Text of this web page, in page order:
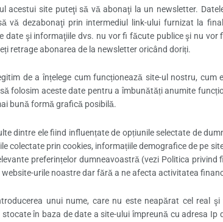
acestui site puteţi să vă abonaţi la un newsletter.
vă dezabonaţi prin intermediul link-ului furnizat la
şi informaţiile dvs. nu vor fi făcute publice şi nu vor
retrage abonarea de la newsletter oricând doriți.
de a înțelege cum funcționează site-ul nostru, cum
folosim aceste date pentru a îmbunătăți anumite
bună formă grafică posibilă.
dintre ele fiind influențate de opțiunile selectate de
colectate prin cookies, informațiile demografice de pe
preferințelor dumneavoastră (vezi Politica privind
urile noastre dar fără a ne afecta activitatea
unui nume, care nu este neapărat cel real
în baza de date a site-ului împreună cu adresa Ip